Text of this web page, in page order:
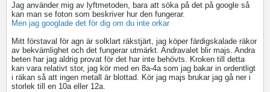
Jag använder mig av lyftmetoden, bara att söka på det på google så
kan man se foton som beskriver hur den fungerar.
Men jag googlade det för dig om du inte orkar
Mitt förstaval för agn är solklart räkstjärt, jag köper färdigskalade räkor
av bekvämlighet och det fungerar utmärkt. Andravalet blir majs. Andra
beten har jag aldrig provat för det har inte behövts. Kroken till detta
kan vara relativt stor, jag kör med en 8a-4a som jag bakar in ordentligt
i räkan så att ingen metall är blottad. Kör jag majs brukar jag gå ner i
storlek till en 10a eller 12a.